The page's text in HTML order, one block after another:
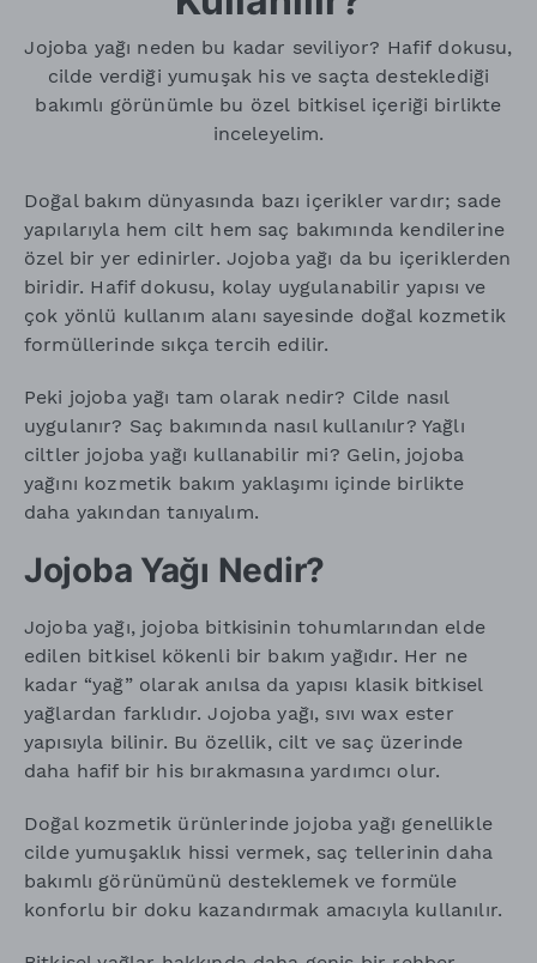
Jojoba yağı neden bu kadar seviliyor? Hafif dokusu,
cilde verdiği yumuşak his ve saçta desteklediği
bakımlı görünümle bu özel bitkisel içeriği birlikte
inceleyelim.
Doğal bakım dünyasında bazı içerikler vardır; sade
yapılarıyla hem cilt hem saç bakımında kendilerine
özel bir yer edinirler. Jojoba yağı da bu içeriklerden
biridir. Hafif dokusu, kolay uygulanabilir yapısı ve
çok yönlü kullanım alanı sayesinde doğal kozmetik
formüllerinde sıkça tercih edilir.
Peki jojoba yağı tam olarak nedir? Cilde nasıl
uygulanır? Saç bakımında nasıl kullanılır? Yağlı
ciltler jojoba yağı kullanabilir mi? Gelin, jojoba
yağını kozmetik bakım yaklaşımı içinde birlikte
daha yakından tanıyalım.
Jojoba Yağı Nedir?
Jojoba yağı, jojoba bitkisinin tohumlarından elde
edilen bitkisel kökenli bir bakım yağıdır. Her ne
kadar “yağ” olarak anılsa da yapısı klasik bitkisel
yağlardan farklıdır. Jojoba yağı, sıvı wax ester
yapısıyla bilinir. Bu özellik, cilt ve saç üzerinde
daha hafif bir his bırakmasına yardımcı olur.
Doğal kozmetik ürünlerinde jojoba yağı genellikle
cilde yumuşaklık hissi vermek, saç tellerinin daha
bakımlı görünümünü desteklemek ve formüle
konforlu bir doku kazandırmak amacıyla kullanılır.